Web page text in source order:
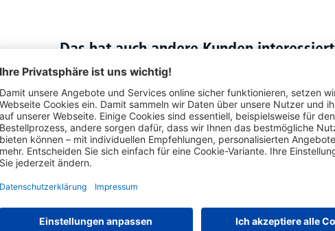
Das hat auch andere Kunden interessiert